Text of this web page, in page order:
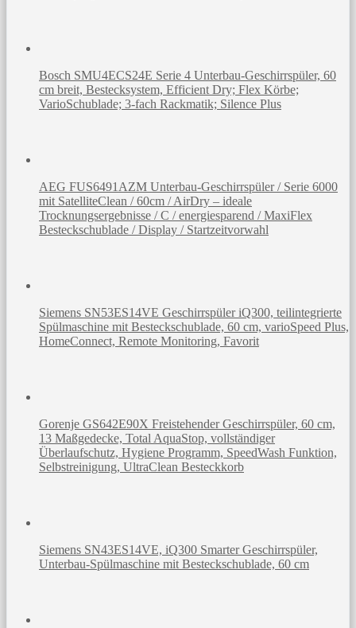
Bosch SMU4ECS24E Serie 4 Unterbau-Geschirrspüler, 60
cm breit, Bestecksystem, Efficient Dry; Flex Körbe;
VarioSchublade; 3-fach Rackmatik; Silence Plus
AEG FUS6491AZM Unterbau-Geschirrspüler / Serie 6000
mit SatelliteClean / 60cm / AirDry – ideale
Trocknungsergebnisse / C / energiesparend / MaxiFlex
Besteckschublade / Display / Startzeitvorwahl
Siemens SN53ES14VE Geschirrspüler iQ300, teilintegrierte
Spülmaschine mit Besteckschublade, 60 cm, varioSpeed Plus,
HomeConnect, Remote Monitoring, Favorit
Gorenje GS642E90X Freistehender Geschirrspüler, 60 cm,
13 Maßgedecke, Total AquaStop, vollständiger
Überlaufschutz, Hygiene Programm, SpeedWash Funktion,
Selbstreinigung, UltraClean Besteckkorb
Siemens SN43ES14VE, iQ300 Smarter Geschirrspüler,
Unterbau-Spülmaschine mit Besteckschublade, 60 cm